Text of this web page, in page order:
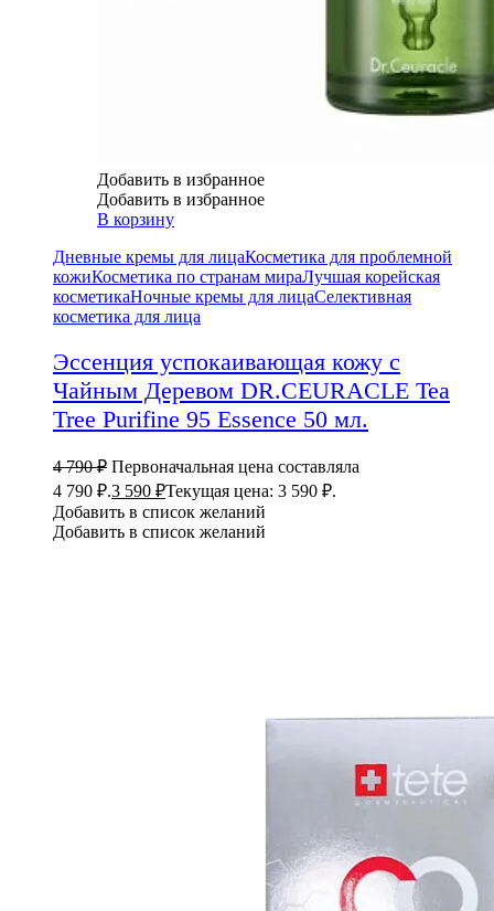
Добавить в избранное
Добавить в избранное
В корзину
Дневные кремы для лицаКосметика для проблемной
кожиКосметика по странам мираЛучшая корейская
косметикаНочные кремы для лицаСелективная
косметика для лица
Эссенция успокаивающая кожу с
Чайным Деревом DR.CEURACLE Tea
Tree Purifine 95 Essence 50 мл.
4 790₽ Первоначальная цена составляла
4 790 ₽.3 590 ₽Текущая цена: 3 590 ₽.
Добавить в список желаний
Добавить в список желаний